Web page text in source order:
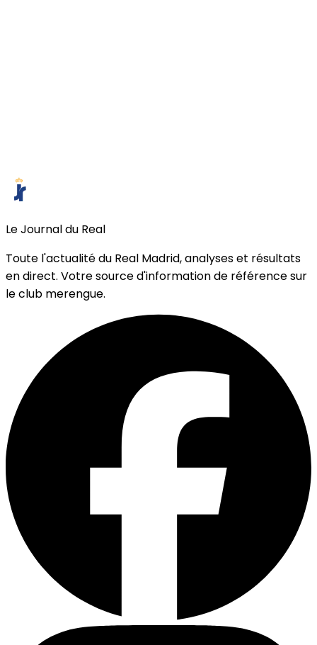
Le Journal du Real
Toute l'actualité du Real Madrid, analyses et résultats
en direct. Votre source d'information de référence sur
le club merengue.